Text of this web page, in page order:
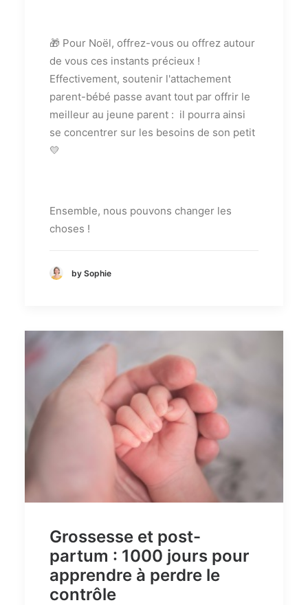
🎁 Pour Noël, offrez-vous ou offrez autour
de vous ces instants précieux !
Effectivement, soutenir l'attachement
parent-bébé passe avant tout par offrir le
meilleur au jeune parent : il pourra ainsi
se concentrer sur les besoins de son petit
💛
Ensemble, nous pouvons changer les
choses !
by Sophie
Grossesse et post-
partum : 1000 jours pour
apprendre à perdre le
contrôle